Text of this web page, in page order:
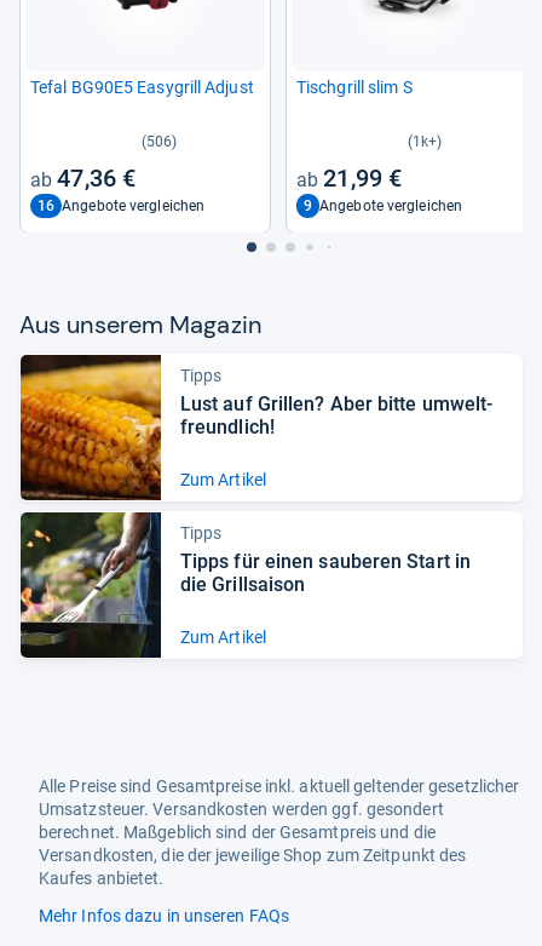
Tefal BG90E5 Easy­grill Adjust
(506)
47,36 €
16 Angebote vergleichen
Tisch­grill slim S
(1k+)
21,99 €
9 Angebote vergleichen
Aus unse­rem Maga­zin
Tipps
Lust auf Gril­len? Aber bitte umwelt­
freund­lich!
Zum Artikel
Tipps
Tipps für einen sau­be­ren Start in
die Grill­sai­son
Zum Artikel
Alle Preise sind Gesamtpreise inkl. aktuell geltender gesetzlicher
Umsatzsteuer. Versandkosten werden ggf. gesondert
berechnet. Maßgeblich sind der Gesamtpreis und die
Versandkosten, die der jeweilige Shop zum Zeitpunkt des
Kaufes anbietet.
Mehr Infos dazu in unseren FAQs